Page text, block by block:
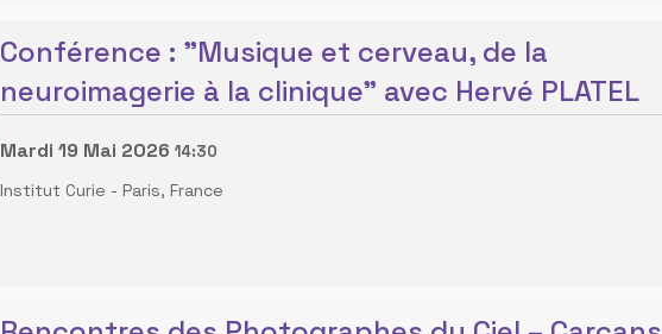
Conférence : "Musique et cerveau, de la
neuroimagerie à la clinique" avec Hervé PLATEL
Mardi 19 Mai 2026 14:30
Institut Curie - Paris, France